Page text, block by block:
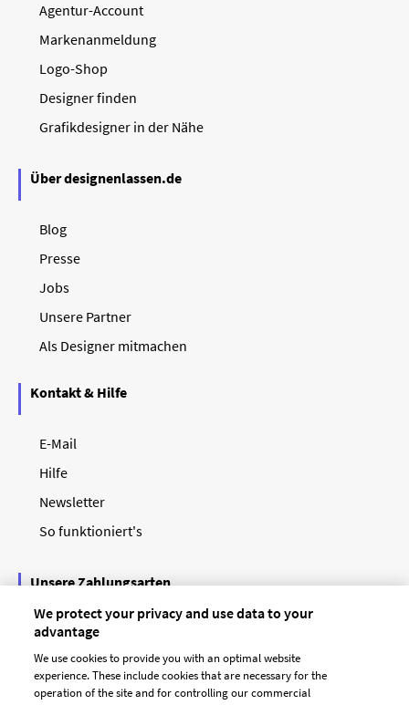
Agentur-Account
Markenanmeldung
Logo-Shop
Designer finden
Grafikdesigner in der Nähe
Über designenlassen.de
Blog
Presse
Jobs
Unsere Partner
Als Designer mitmachen
Kontakt & Hilfe
E-Mail
Hilfe
Newsletter
So funktioniert's
Unsere Zahlungsarten
We protect your privacy and use data to your
advantage
We use cookies to provide you with an optimal website
experience. These include cookies that are necessary for the
operation of the site and for controlling our commercial